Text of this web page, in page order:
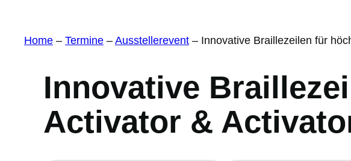
Home – Termine – Ausstellerevent – Innovative Braillezeilen für
Innovative
Activator &